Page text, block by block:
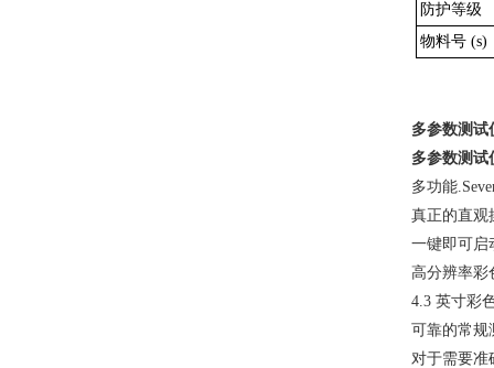
防护等级
物料号 (s)
多参数测试
多参数测试
多功能
真正的直观
一键即可启
高分辨率彩
4.3 英寸彩
可靠的常规
对于需要准